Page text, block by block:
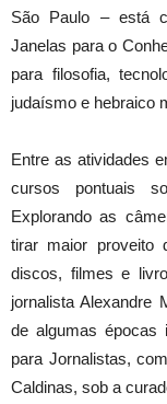
São Paulo – está
Janelas para o
para filosofia,
judaísmo e hebraico
Entre as atividades
cursos pontuais
Explorando as
tirar maior proveito
discos, filmes e
jornalista Alexandre
de algumas épocas
para Jornalistas,
Caldinas, sob a